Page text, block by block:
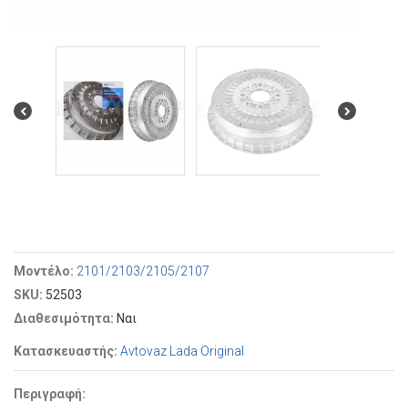
Μοντέλο: 2101/2103/2105/2107
SKU: 52503
Διαθεσιμότητα: Ναι
Κατασκευαστής: Avtovaz Lada Original
Περιγραφή: